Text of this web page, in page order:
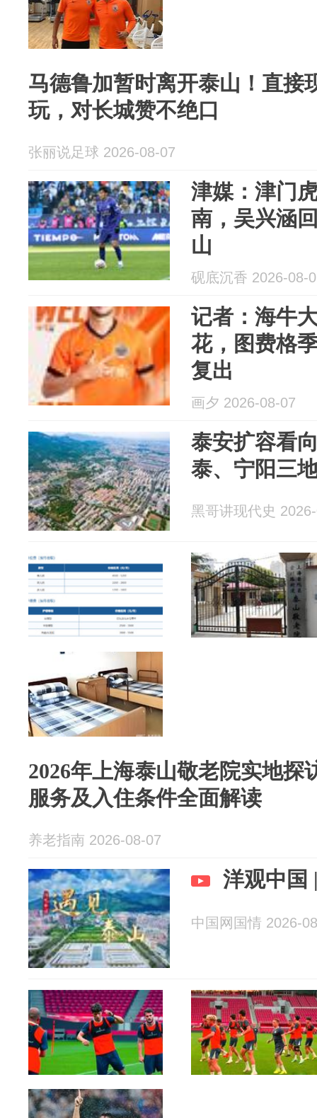
马德鲁加暂时离开泰山！直接
玩，对长城赞不绝口
张丽说足球 2026-08-07
津媒：津门
南，吴兴涵
山
砚底沉香 2026-08-
记者：海牛
花，图费格
复出
画夕 2026-08-07
泰安扩容看
泰、宁阳三
黑哥讲现代史
2026年上海泰山敬老院实地探
服务及入住条件全面解读
养老指南 2026-08-07
洋观中国
中国网国情 2026-